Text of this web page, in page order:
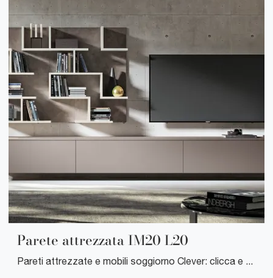
Parete attrezzata IM20 L20
Pareti attrezzate e mobili soggiorno Clever: clicca e scopri il modello Parete attrezzata IM20 L20 e potrai valorizzare stanze moderne di ogni genere.